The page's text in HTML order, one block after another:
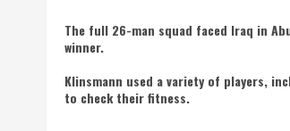
The full 26-man squad faced Iraq in
winner.
Klinsmann used a variety of players,
to check their fitness.